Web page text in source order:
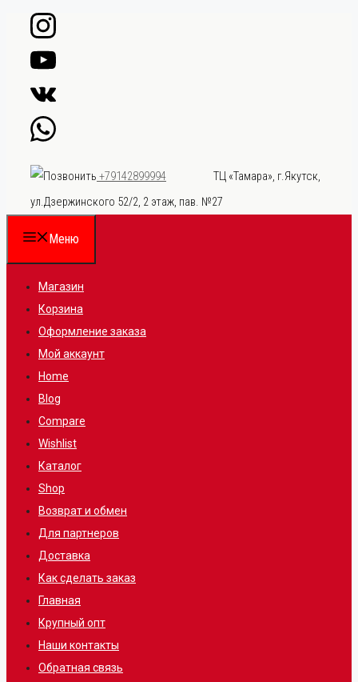
Перейти
содержимому
+79142899994
ТЦ «Тамара», г.Якутск,
ул.Дзержинского 52/2, 2 этаж, пав. №27
Меню
Магазин
Корзина
Оформление заказа
Мой аккаунт
Home
Blog
Compare
Wishlist
Каталог
Shop
Возврат и обмен
Для партнеров
Доставка
Как сделать заказ
Главная
Крупный опт
Наши контакты
Обратная связь